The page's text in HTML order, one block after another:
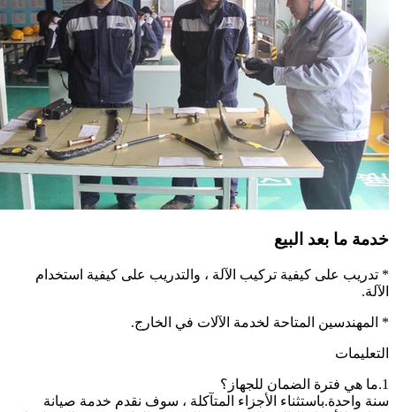
خدمة ما بعد البيع
* تدريب على كيفية تركيب الآلة ، والتدريب على كيفية استخدام
الآلة.
* المهندسين المتاحة لخدمة الآلات في الخارج.
التعليمات
1.ما هي فترة الضمان للجهاز؟
سنة واحدة.باستثناء الأجزاء المتآكلة ، سوف نقدم خدمة صيانة